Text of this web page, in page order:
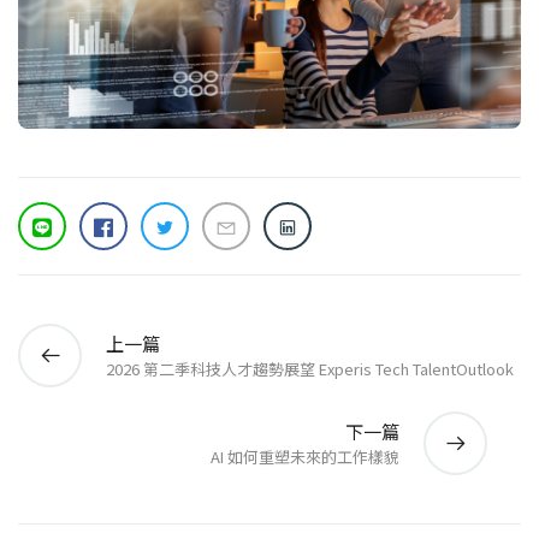
上一篇
2026 第二季科技人才趨勢展望 Experis Tech TalentOutlook
下一篇
AI 如何重塑未來的工作樣貌